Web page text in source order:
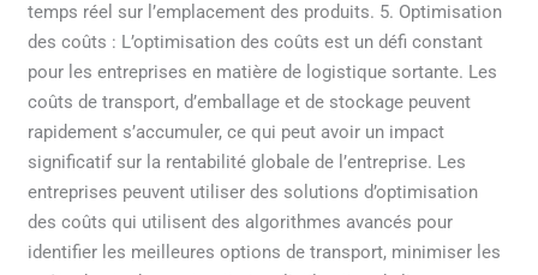
temps réel sur l’emplacement des produits. 5. Optimisation
des coûts : L’optimisation des coûts est un défi constant
pour les entreprises en matière de logistique sortante. Les
coûts de transport, d’emballage et de stockage peuvent
rapidement s’accumuler, ce qui peut avoir un impact
significatif sur la rentabilité globale de l’entreprise. Les
entreprises peuvent utiliser des solutions d’optimisation
des coûts qui utilisent des algorithmes avancés pour
identifier les meilleures options de transport, minimiser les